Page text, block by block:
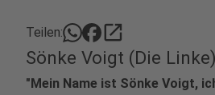
Teilen: open_in_new
Sönke Voigt (Die Linke)
"Mein Name ist Sönke Voigt,